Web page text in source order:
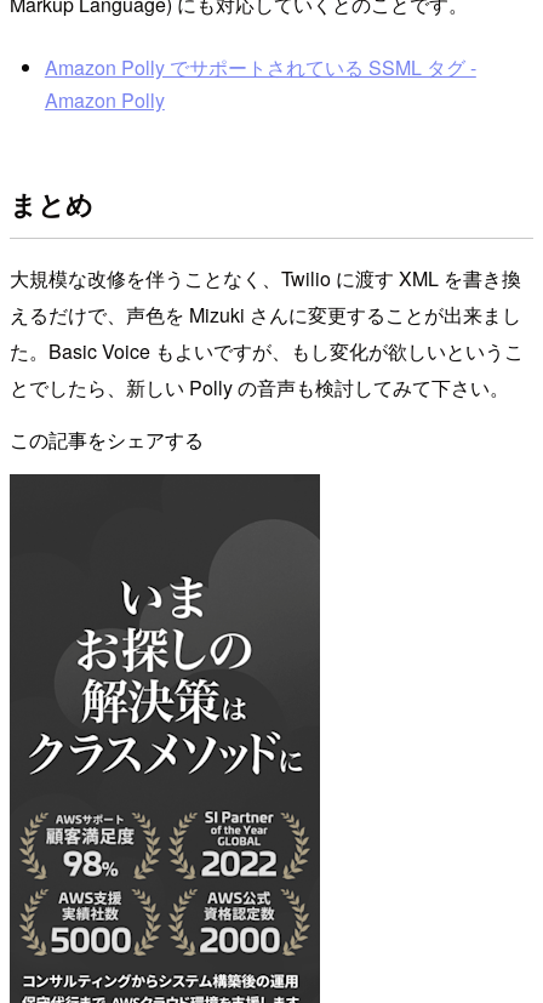
Amazon Polly でサポートされている SSML タグ -
Amazon Polly
まとめ
大規模な改修を伴うことなく、Twilio に渡す XML を書き換
えるだけで、声色を Mizuki さんに変更することが出来まし
た。Basic Voice もよいですが、もし変化が欲しいというこ
とでしたら、新しい Polly の音声も検討してみて下さい。
この記事をシェアする